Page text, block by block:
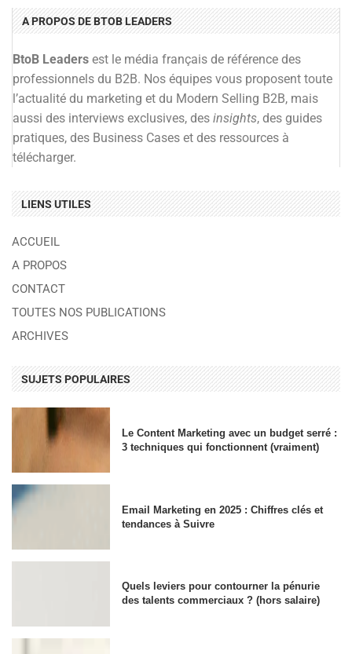
A PROPOS DE BTOB LEADERS
BtoB Leaders est le média français de référence des
professionnels du B2B. Nos équipes vous proposent toute
l’actualité du marketing et du Modern Selling B2B, mais
aussi des interviews exclusives, des insights, des guides
pratiques, des Business Cases et des ressources à
télécharger.
LIENS UTILES
ACCUEIL
A PROPOS
CONTACT
TOUTES NOS PUBLICATIONS
ARCHIVES
SUJETS POPULAIRES
Le Content Marketing avec un budget serré :
3 techniques qui fonctionnent (vraiment)
Email Marketing en 2025 : Chiffres clés et
tendances à Suivre
Quels leviers pour contourner la pénurie
des talents commerciaux ? (hors salaire)